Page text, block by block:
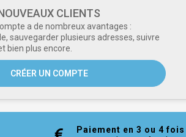
CLIENTS
a de nombreux avantages :
sauvegarder plusieurs adresses, suivre
bien plus encore.
CRÉER UN COMPTE
Paiement en 3 ou 4 fois